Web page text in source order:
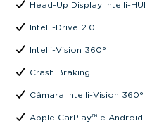
Head-Up Display Intelli-
Intelli-Drive 2.0
Intelli-Vision 360°
Crash Braking
Câmara Intelli-Vision 360°
Apple CarPlay™ e